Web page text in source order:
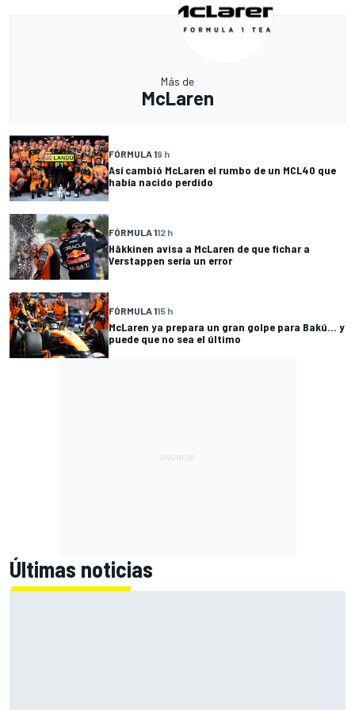
Más de
McLaren
FÓRMULA 19 h
Así cambió McLaren el rumbo de un MCL40 que
había nacido perdido
FÓRMULA 112 h
Häkkinen avisa a McLaren de que fichar a
Verstappen sería un error
FÓRMULA 115 h
McLaren ya prepara un gran golpe para Bakú... y
puede que no sea el último
Últimas noticias